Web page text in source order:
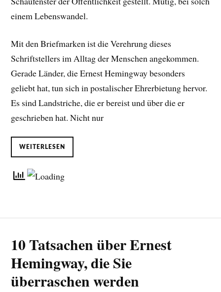
einem Lebenswandel.
Mit den Briefmarken ist die Verehrung dieses
Schriftstellers im Alltag der Menschen angekommen.
Gerade Länder, die Ernest Hemingway besonders
geliebt hat, tun sich in postalischer Ehrerbietung hervor.
Es sind Landstriche, die er bereist und über die er
geschrieben hat. Nicht nur
WEITERLESEN
10 Tatsachen über Ernest
Hemingway, die Sie
überraschen werden